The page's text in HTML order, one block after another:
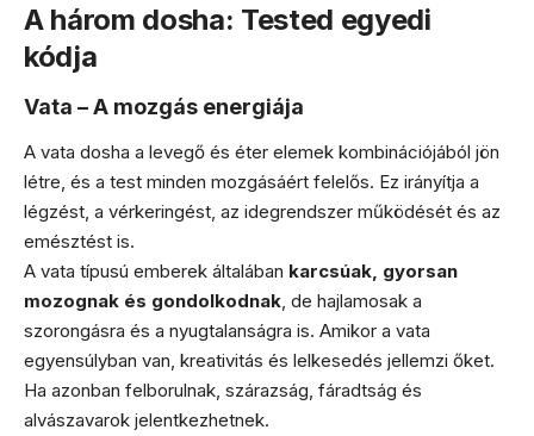
A három dosha: Tested egyedi
kódja
Vata – A mozgás energiája
A vata dosha a levegő és éter elemek kombinációjából jön
létre, és a test minden mozgásáért felelős. Ez irányítja a
légzést, a vérkeringést, az idegrendszer működését és az
emésztést is.
A vata típusú emberek általában karcsúak, gyorsan
mozognak és gondolkodnak, de hajlamosak a
szorongásra és a nyugtalanságra is. Amikor a vata
egyensúlyban van, kreativitás és lelkesedés jellemzi őket.
Ha azonban felborulnak, szárazság, fáradtság és
alvászavarok jelentkezhetnek.